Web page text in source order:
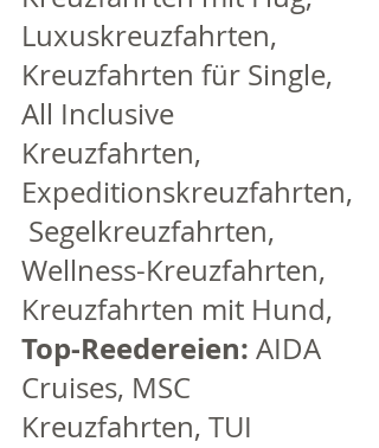
Luxuskreuzfahrten,
Kreuzfahrten für Single,
All Inclusive
Kreuzfahrten,
Expeditionskreuzfahrten,
Segelkreuzfahrten,
Wellness-Kreuzfahrten,
Kreuzfahrten mit Hund,
Top-Reedereien: AIDA
Cruises, MSC
Kreuzfahrten, TUI